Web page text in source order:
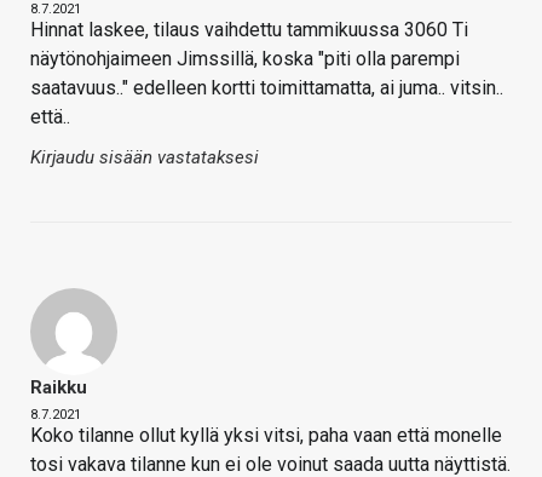
8.7.2021
Hinnat laskee, tilaus vaihdettu tammikuussa 3060 Ti
näytönohjaimeen Jimssillä, koska "piti olla parempi
saatavuus.." edelleen kortti toimittamatta, ai juma.. vitsin..
että..
Kirjaudu sisään vastataksesi
Raikku
8.7.2021
Koko tilanne ollut kyllä yksi vitsi, paha vaan että monelle
tosi vakava tilanne kun ei ole voinut saada uutta näyttistä.